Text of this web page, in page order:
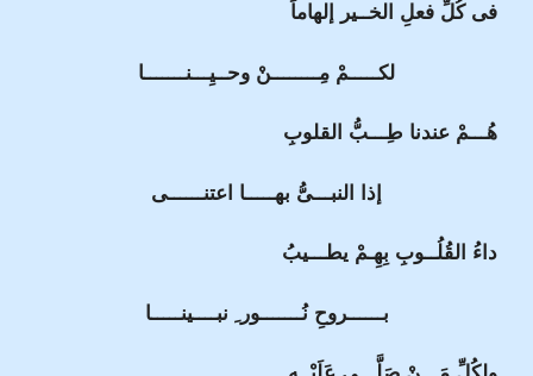
فى كُلِّ فعلِ الخــير إلهاماً
لكـــــمْ مِــــــــنْ وحــيِـــنـــــــا
هُـــمْ عندنا طِـــبُّ القلوبِ
إذا النبـــىُّ بهـــــا اعتنــــــى
داءُ القُلُــوبِ بِهِـمْ يطـــيبُ
بــــــروحِ نُـــــــور ِ نبــــينـــــا